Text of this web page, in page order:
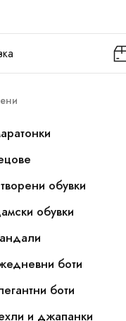
обувки
обувки
боти
боти
и джапанки